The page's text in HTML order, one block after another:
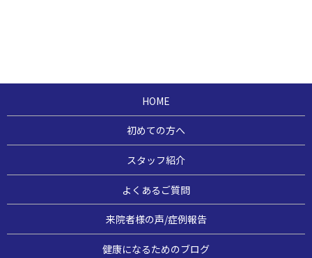
HOME
初めての方へ
スタッフ紹介
よくあるご質問
来院者様の声/症例報告
健康になるためのブログ